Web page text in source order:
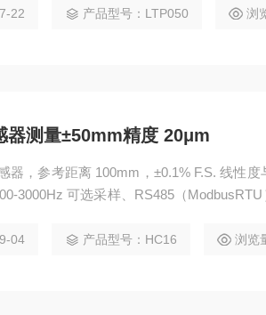
、TCP/IP、多路模拟量输出，配套软件开发
22 产品型号：LTP050 浏
器测量±50mm精度 20μm
器，参考距离 100mm，±0.1% F.S. 线性
3000Hz 可选采样、RS485（
价比优选，国产激光位移传感器测量
04 产品型号：HC16 浏览